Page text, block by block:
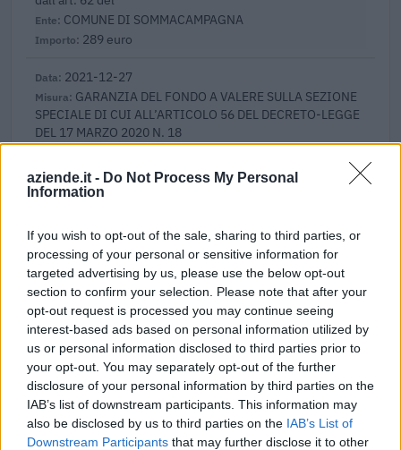
aziende.it - Do Not Process My Personal
Information
If you wish to opt-out of the sale, sharing to third parties, or
processing of your personal or sensitive information for
targeted advertising by us, please use the below opt-out
section to confirm your selection. Please note that after your
opt-out request is processed you may continue seeing
interest-based ads based on personal information utilized by
us or personal information disclosed to third parties prior to
your opt-out. You may separately opt-out of the further
disclosure of your personal information by third parties on the
IAB’s list of downstream participants. This information may
also be disclosed by us to third parties on the IAB’s List of
Downstream Participants that may further disclose it to other
COMUNE DI SOMMACAMPAGNA
289 euro
2021-12-27
GARANZIA DEL FONDO A VALERE SULLA SEZIONE
SPECIALE DI CUI ALL’ARTICOLO 56 DEL DECRETO-LEGGE
DEL 17 MARZO 2020 N. 18
32.210 euro
GARANZIA DEL FONDO A VALERE SULLA SEZIONE
SPECIALE DI CUI ALL’ARTICOLO 56 DEL DECRETO-LEGGE
DEL 17 MARZO 2020 N. 18
Banca del Mezzogiorno MedioCredito Centrale S.p.A.
2021-11-20
esenzioni fiscali e crediti d'imposta adottati a
seguito della crisi economica causata dall'epidemia di
COVID-19 [con mo
agenzia delle entrate
15.079 euro